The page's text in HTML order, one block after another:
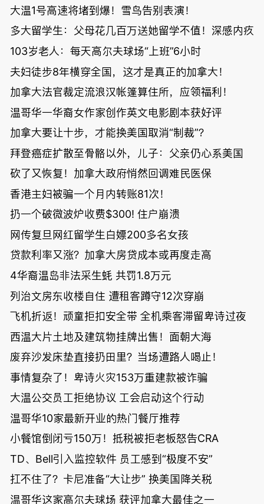
大温1号高速将堵到爆！雪鸟告别表演！
多大留学生：父母花几百万送她留学不值！深感内疚！
103岁老人：每天高尔夫球场“上班”6小时
夫妇徒步8年横穿全国，这才是真正的加拿大！
加拿大法官裁定流浪汉帐篷算住所，应领福利！
温哥华一华裔女作家创作英文电影剧本获好评
加拿大要让十步，才能换美国取消“制裁”？
拜登癌症扩散至骨骼以外，儿子：父亲仍心系美国
砍了又恢复！加拿大政府悄然回调难民医保
香港主妇被骗一个月内转账81次！
扔一个破微波炉收费$300! 住户崩溃
网传复旦网红留学生白嫖200多名女孩
贷款利率又涨？加拿大房贷成本或再度走高
4华裔温岛非法采生蚝 共罚1.8万元
列治文房东收楼自住 遭租客蹲守12次穿崩
飞机折返！顽童拒扣安全带 全机乘客滞留卑诗过夜
西温大片土地及建筑物挂牌出售！面朝大海
废弃沙发床垫直接扔田里？当场遭路人喝止！
事情复杂了！卑诗火灾153万重建款被诈骗
大温公交员工拒绝协议 工会启动这个行动
温哥华10家最新开业的热门餐厅推荐
小餐馆倒闭亏150万！抵税被拒老板怒告CRA
TD、Bell引入监控软件 员工感到“极度不安”
扛不住了？卡尼准备“大让步” 换美国降关税
温哥华这家高尔夫球场 获评加拿大最佳之一